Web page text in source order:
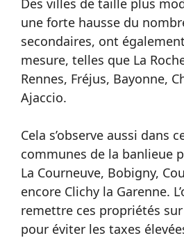
une forte hausse du
secondaires, ont
mesure, telles que La
Rennes, Fréjus, Bayonne,
Ajaccio.
Cela s’observe aussi dans
communes de la banlieue
La Courneuve, Bobigny,
encore Clichy la Garenne.
remettre ces propriétés
pour éviter les taxes